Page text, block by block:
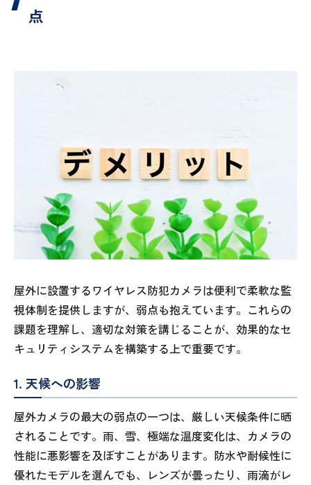
点
屋外に設置するワイヤレス防犯カメラは便利で柔軟な監
視体制を提供しますが、弱点も抱えています。これらの
課題を理解し、適切な対策を講じることが、効果的なセ
キュリティシステムを構築する上で重要です。
1. 天候への影響
屋外カメラの最大の弱点の一つは、厳しい天候条件に晒
されることです。雨、雪、極端な温度変化は、カメラの
性能に悪影響を及ぼすことがあります。防水や耐候性に
優れたモデルを選んでも、レンズが曇ったり、雨滴がレ